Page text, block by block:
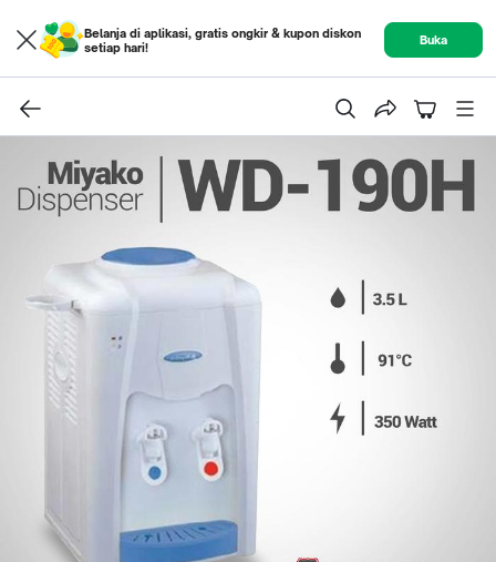
Belanja di aplikasi, gratis ongkir & kupon diskon
setiap hari!
Buka